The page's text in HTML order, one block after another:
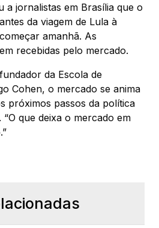
a jornalistas em Brasília que o
da viagem de Lula à
amanhã. As
recebidas pelo mercado.
da Escola de
Cohen, o mercado se anima
próximos passos da política
que deixa o mercado em